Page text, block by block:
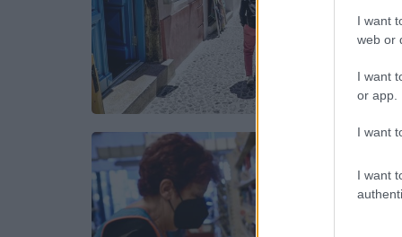
I want
web or
I want
or app.
I want
I want